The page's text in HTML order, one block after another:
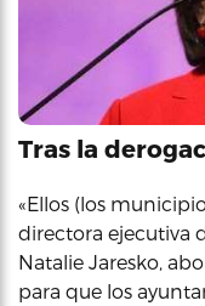
Tras la
«Ellos (los
directora ejecutiva
Natalie Jaresko,
para que los